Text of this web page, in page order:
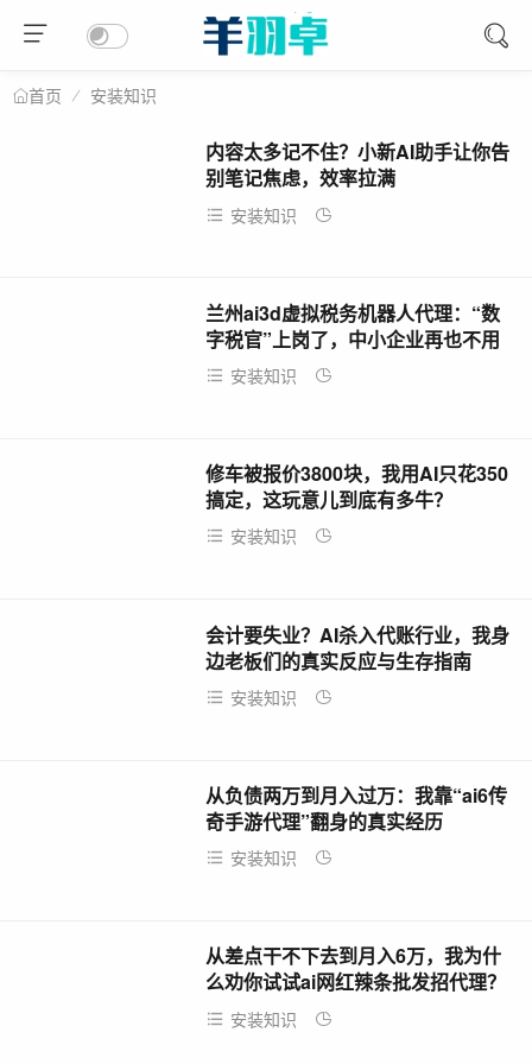
首页 安装知识
内容太多记不住？小新AI助手让你告
别笔记焦虑，效率拉满
安装知识
兰州ai3d虚拟税务机器人代理：“数
字税官”上岗了，中小企业再也不用
为了报税跑断腿！
安装知识
修车被报价3800块，我用AI只花350
搞定，这玩意儿到底有多牛？
安装知识
会计要失业？AI杀入代账行业，我身
边老板们的真实反应与生存指南
安装知识
从负债两万到月入过万：我靠“ai6传
奇手游代理”翻身的真实经历
安装知识
从差点干不下去到月入6万，我为什
么劝你试试ai网红辣条批发招代理？
安装知识